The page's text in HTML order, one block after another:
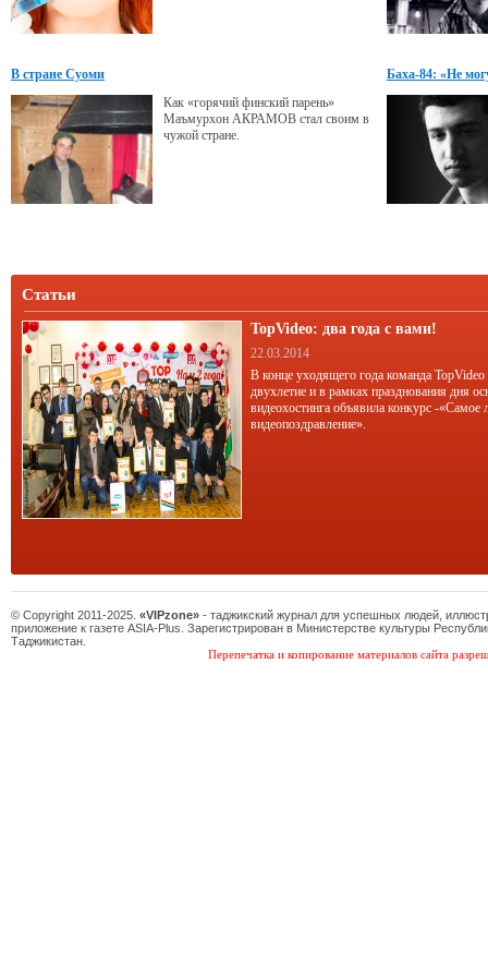
В стране Суоми
Как «горячий финский парень»
Маъмурхон АКРАМОВ стал своим в
чужой стране.
Баха-84: «Не
Статьи
TopVideo: два года с вами!
22.03.2014
В конце уходящего года команда TopVideo
двухлетие и в рамках празднования дня
видеохостинга объявила конкурс -«Самое
видеопоздравление».
© Copyright 2011-2025. «VIPzone» - таджикский журнал для успешных людей,
приложение к газете ASIA-Plus. Зарегистрирован в Министерстве культуры
Таджикистан.
Перепечатка и копирование материалов сайта